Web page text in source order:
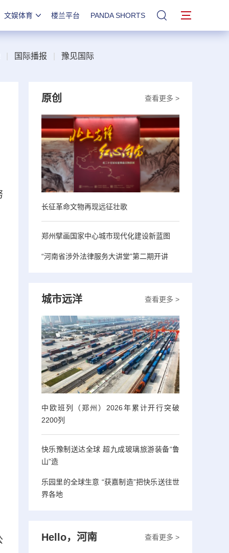
文娱体育 楼兰平台 PANDA SHORTS 站内搜索
国际播报 豫见国际
查看更多 >
原创
长征革命文物再现远征壮歌
郑州擘画国家中心城市现代化建设新蓝图
“河南省涉外法律服务大讲堂”第二期开讲
查看更多 >
城市远洋
中欧班列（郑州）2026年累计开行突破
2200列
快乐豫制送达全球 超九成玻璃旅游装备“鲁
山”造
乐园里的全球生意 “获嘉制造”把快乐送往世
界各地
查看更多 >
Hello，河南